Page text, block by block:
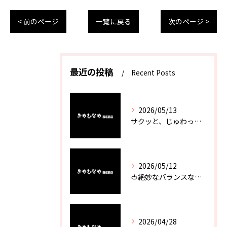
< 前のページ 一覧に戻る 次のページ >
最近の投稿 Recent Posts
2026/05/13
サクッと、じゅわっと。瀬戸内が香るカキフライ
2026/05/12
🍅絶妙なバランスなのに最高な一品🥗
2026/04/28